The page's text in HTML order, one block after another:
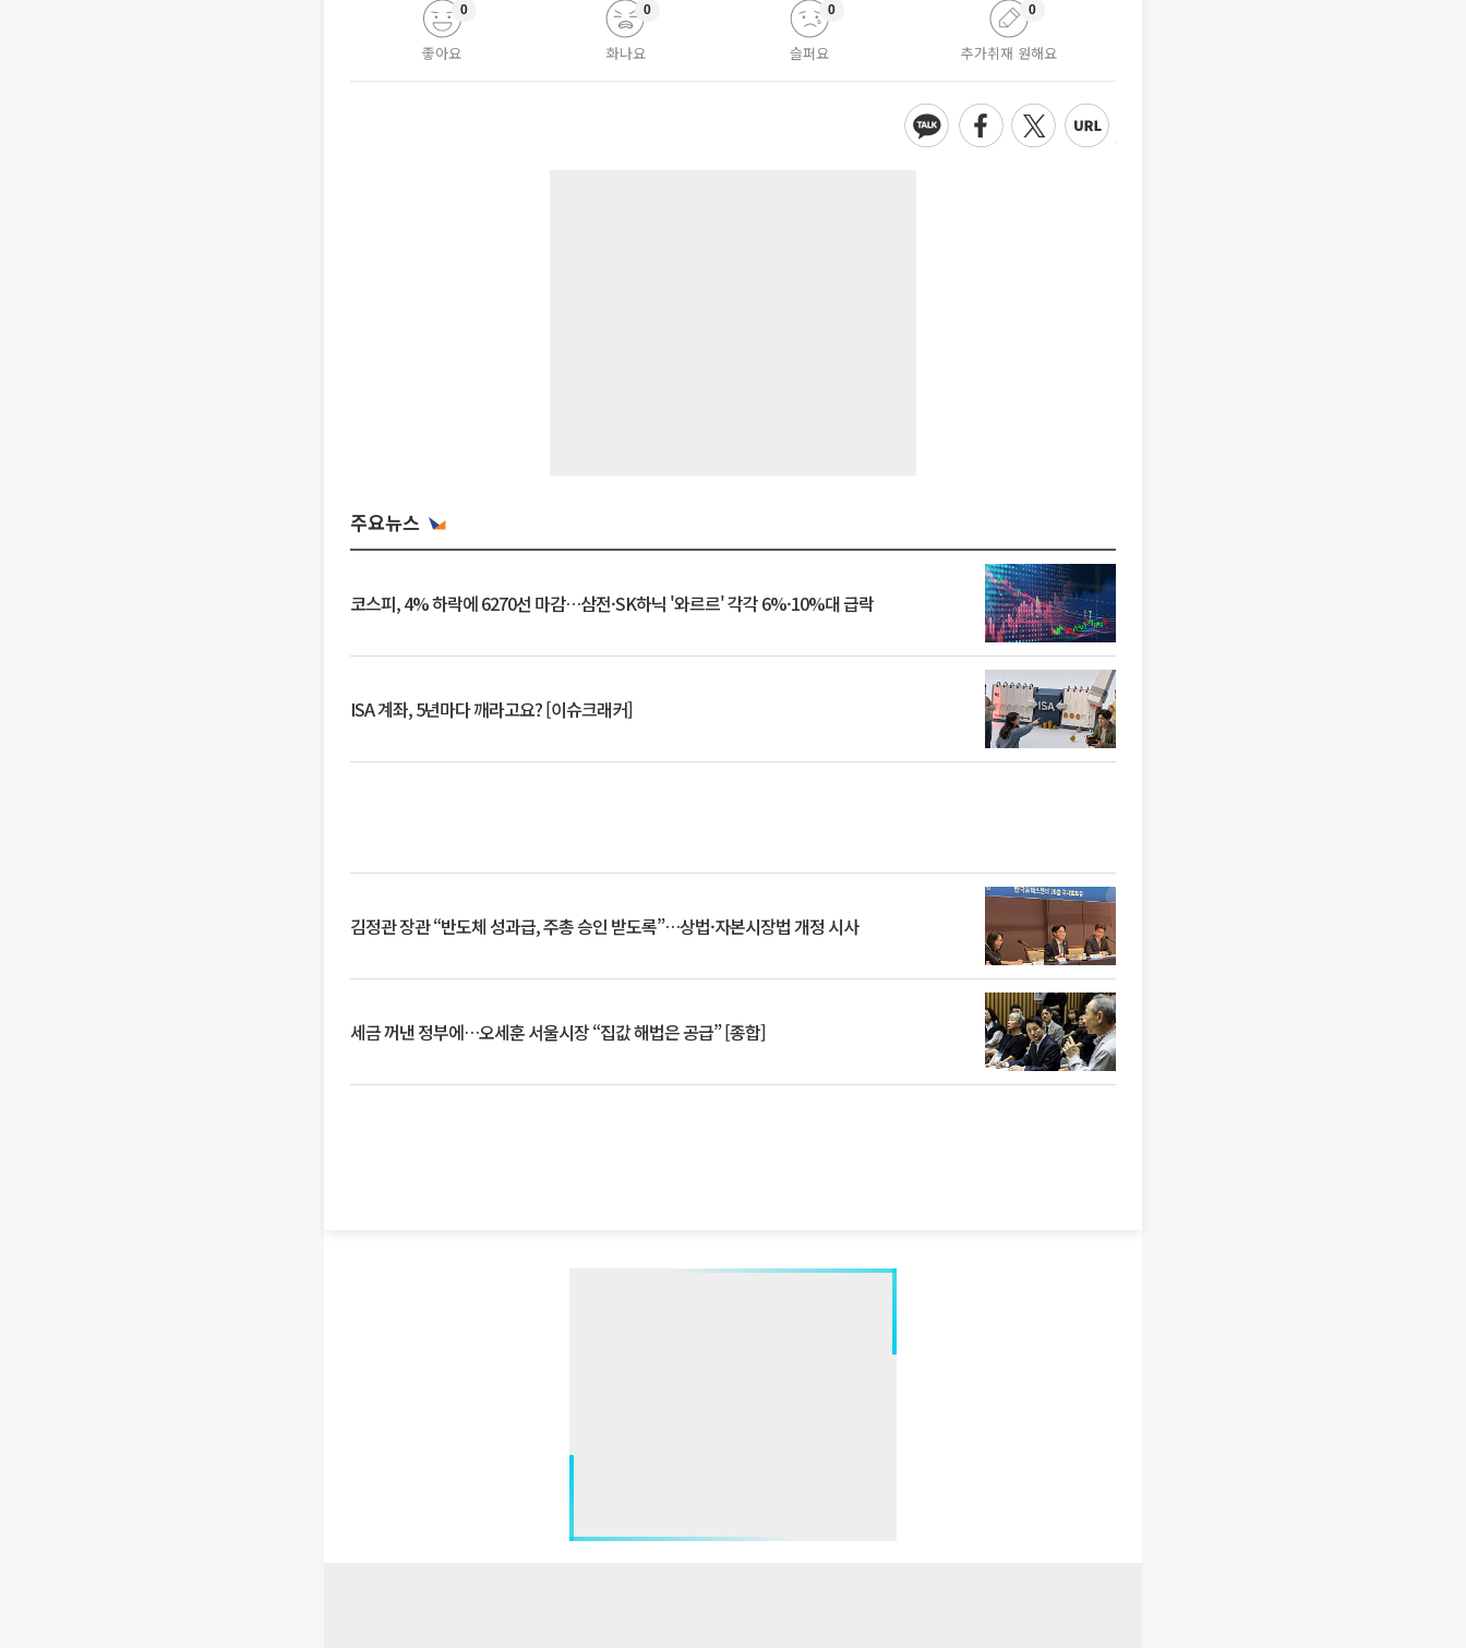
좋아요
0
화나요
0
슬퍼요
0
추가취재 원해요
0
주요뉴스
코스피, 4% 하락에 6270선 마감…삼전·SK하닉 '와르르' 각각 6%·10%대 급락
ISA 계좌, 5년마다 깨라고요? [이슈크래커]
김정관 장관 “반도체 성과급, 주총 승인 받도록”…상법·자본시장법 개정 시사
세금 꺼낸 정부에…오세훈 서울시장 “집값 해법은 공급” [종합]